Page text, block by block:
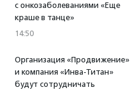
с онкозаболеваниями «Еще
краше в танце»
14:50
Организация «Продвижение»
и компания «Инва-Титан»
будут сотрудничать